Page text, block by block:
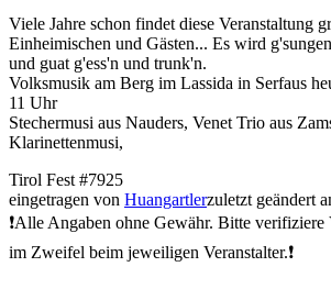
Viele Jahre schon findet diese Veranstaltung
Einheimischen und Gästen... Es wird
und guat g'ess'n und trunk'n.
Volksmusik am Berg im Lassida in Serfaus
11 Uhr
Stechermusi aus Nauders, Venet Trio aus
Klarinettenmusi,
Tirol Fest #7925
eingetragen von Huangartlerzuletzt geändert
❗Alle Angaben ohne Gewähr. Bitte verifiziere
im Zweifel beim jeweiligen Veranstalter.❗